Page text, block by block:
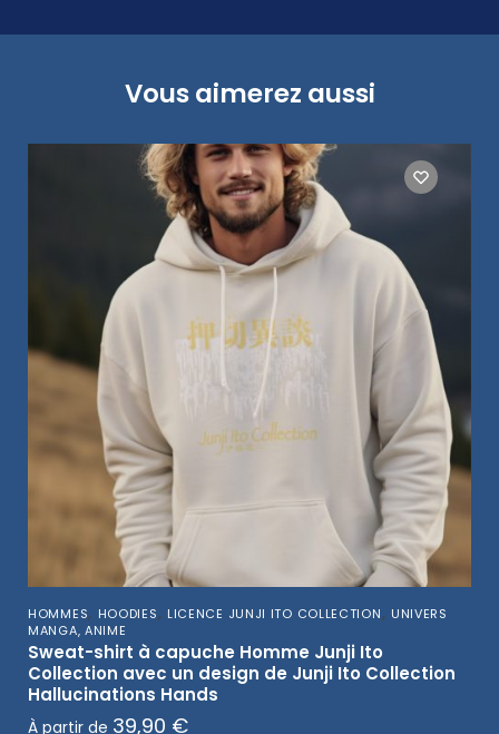
Vous aimerez aussi
HOMMES, HOODIES, LICENCE JUNJI ITO COLLECTION, UNIVERS
MANGA, ANIME
Sweat-shirt à capuche Homme Junji Ito
Collection avec un design de Junji Ito Collection
Hallucinations Hands
À partir de 39,90 €